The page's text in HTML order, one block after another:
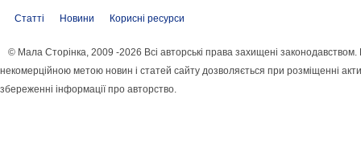
Статті Новини Корисні ресурси
© Мала Сторінка, 2009 -2026 Всі авторські права захищені
некомерційною метою новин і статей сайту дозволяється при розміщенні
збереженні інформації про авторство.